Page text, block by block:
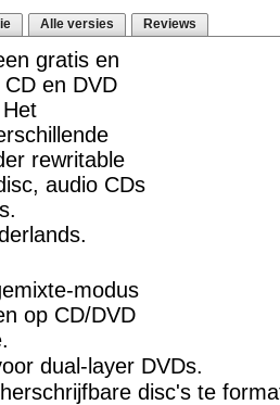
Alle versies Reviews
gratis en
en DVD
rewritable
audio CDs
modus
op CD/DVD
dual-layer DVDs.
disc's te